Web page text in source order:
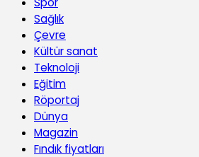
Sağlık
Çevre
Kültür sanat
Teknoloji
Eğitim
Röportaj
Dünya
Magazin
Fındık fiyatları